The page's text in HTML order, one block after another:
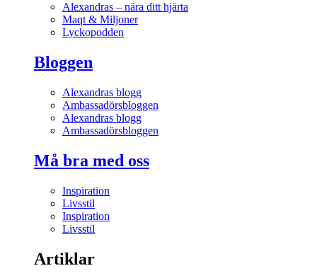
Alexandras – nära ditt hjärta
Maqt & Miljoner
Lyckopodden
Bloggen
Alexandras blogg
Ambassadörsbloggen
Alexandras blogg
Ambassadörsbloggen
Må bra med oss
Inspiration
Livsstil
Inspiration
Livsstil
Artiklar